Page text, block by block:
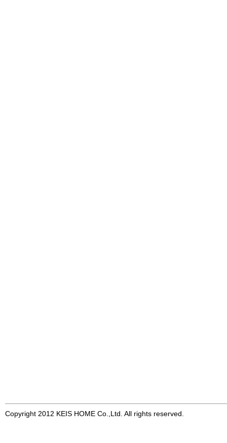
Copyright 2012 KEIS HOME Co.,Ltd. All rights reserved.